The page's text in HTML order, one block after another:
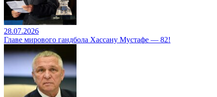
28.07.2026
Главе мирового гандбола Хассану Мустафе — 82!